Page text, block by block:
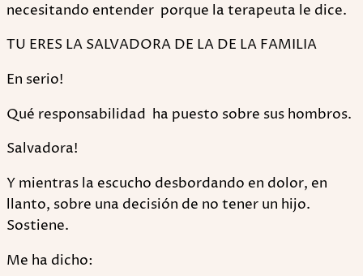
necesitando entender porque la terapeuta le dice.
TU ERES LA SALVADORA DE LA DE LA FAMILIA
En serio!
Qué responsabilidad ha puesto sobre sus hombros.
Salvadora!
Y mientras la escucho desbordando en dolor, en
llanto, sobre una decisión de no tener un hijo.
Sostiene.
Me ha dicho: